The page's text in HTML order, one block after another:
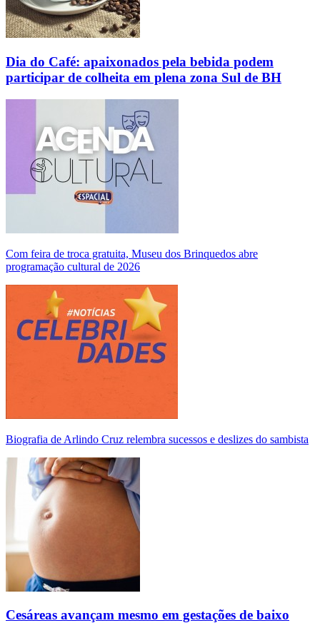
Dia do Café: apaixonados pela bebida podem
participar de colheita em plena zona Sul de BH
Com feira de troca gratuita, Museu dos Brinquedos abre
programação cultural de 2026
Biografia de Arlindo Cruz relembra sucessos e deslizes do sambista
Cesáreas avançam mesmo em gestações de baixo